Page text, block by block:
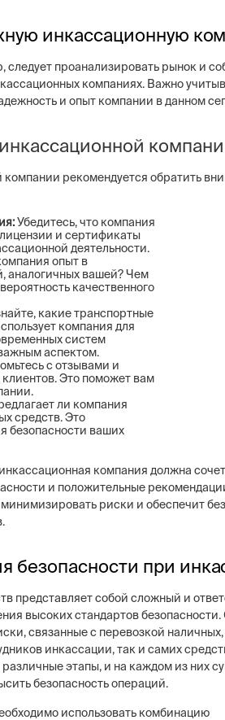
инкассационную
следует проанализировать рынок и
компаниях. Важно
и опыт компании в данном
рекомендуется обратить
Убедитесь, что компания
и сертификаты
деятельности.
опыт в
аналогичных вашей? Чем
качественного
какие транспортные
компания для
систем
аспектом.
с отзывами и
Это поможет вам
ли компания
средств. Это
безопасности ваших
компания должна
и положительные
риски и обеспечит
безопасности при
представляет собой сложный и
высоких стандартов безопасности.
связанные с перевозкой
инкассации, так и самих
этапы, и на каждом из них
безопасность операций.
использовать комбинацию